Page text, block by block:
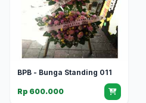
BPB - Bunga Standing 011
Rp 600.000